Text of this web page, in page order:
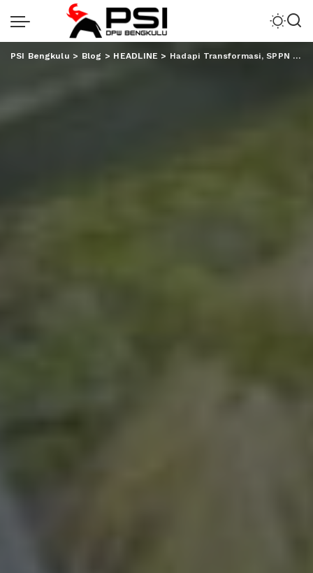
PSI Bengkulu > Blog > HEADLINE > Hadapi Transformasi, SPPN VII Serap Aspirasi Pekerja